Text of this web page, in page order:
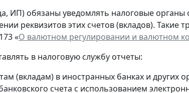
ИП) обязаны уведомлять налоговые органы
реквизитов этих счетов (вкладов). Такие
«О валютном регулировании и валютном
в налоговую службу отчеты:
(вкладам) в иностранных банках и других
счета с использованием